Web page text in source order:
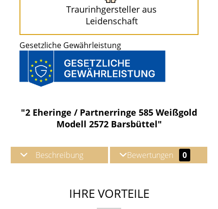
Traurinhgersteller aus
Leidenschaft
Gesetzliche Gewährleistung
"2 Eheringe / Partnerringe 585 Weißgold
Modell 2572 Barsbüttel"
Beschreibung Bewertungen 0
IHRE VORTEILE